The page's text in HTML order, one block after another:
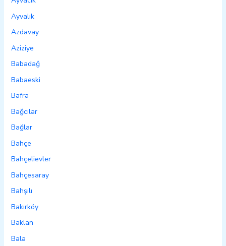
Ayvalık
Azdavay
Aziziye
Babadağ
Babaeski
Bafra
Bağcılar
Bağlar
Bahçe
Bahçelievler
Bahçesaray
Bahşılı
Bakırköy
Baklan
Bala